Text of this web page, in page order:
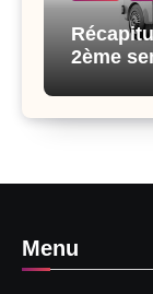
2ème
Menu